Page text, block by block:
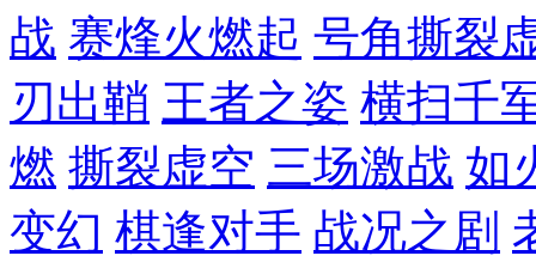
战 赛烽火燃起 号角撕裂
刃出鞘 王者之姿 横扫千
燃 撕裂虚空 三场激战 如
变幻 棋逢对手 战况之剧